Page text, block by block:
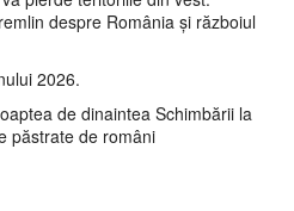
despre România și războiul
2026.
de dinaintea Schimbării la
păstrate de români